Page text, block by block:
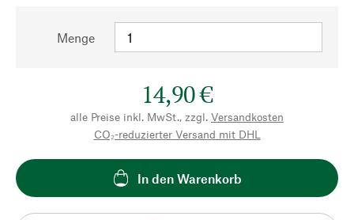
Menge
14,90 €
alle Preise inkl. MwSt., zzgl. Versandkosten
CO₂-reduzierter Versand mit DHL
In den Warenkorb